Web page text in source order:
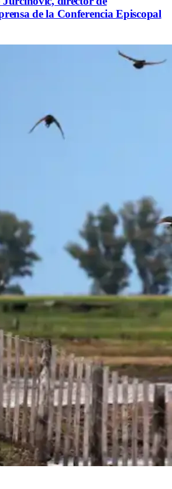
de la Conferencia Episcopal